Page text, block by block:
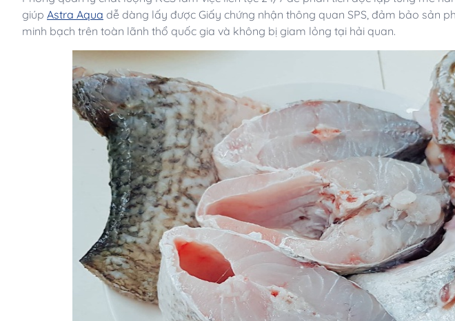
giúp Astra Aqua dễ dàng lấy được Giấy chứng nhận thông quan SPS, đảm bảo sản
minh bạch trên toàn lãnh thổ quốc gia và không bị giam lỏng tại hải quan.